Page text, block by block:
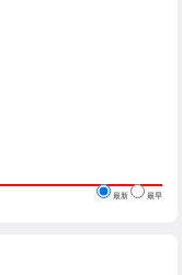
最新
最早